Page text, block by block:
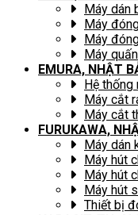
Máy dán
Máy
Máy
Máy
EMURA, NHẬT
Hệ thống
Máy cắt
Máy cắt
FURUKAWA,
Máy dán
Máy hút
Máy hút
Máy hút
Thiết bị